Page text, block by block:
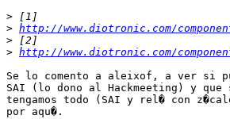
>
> http://www.diotronic.com/
>
> http://www.diotronic.com/
Se lo comento a aleixof, a ver si
SAI (lo dono al Hackmeeting) y que
tengamos todo (SAI y rel� con
por aqu�.